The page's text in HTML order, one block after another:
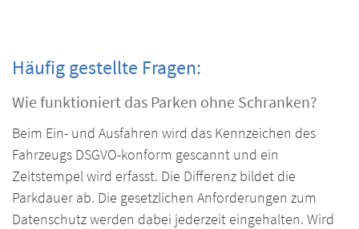
Häufig gestellte Fragen:
Wie funktioniert das Parken ohne Schranken?
Beim Ein- und Ausfahren wird das Kennzeichen des
Fahrzeugs DSGVO-konform gescannt und ein
Zeitstempel wird erfasst. Die Differenz bildet die
Parkdauer ab. Die gesetzlichen Anforderungen zum
Datenschutz werden dabei jederzeit eingehalten. Wird